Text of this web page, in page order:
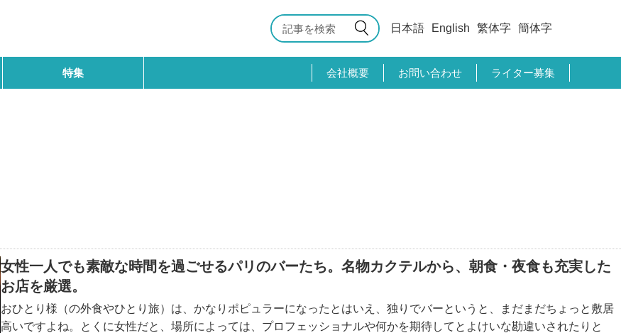
日本語 English 繁体字 簡体字
特集 会社概要 お問い合わせ ライター募集
女性一人でも素敵な時間を過ごせるパリのバーたち。名物カクテルから、朝食・夜食も充実した
お店を厳選。
おひとり様（の外食やひとり旅）は、かなりポピュラーになったとはいえ、独りでバーというと、まだまだちょっと敷居
高いですよね。とくに女性だと、場所によっては、プロフェッショナルや何かを期待してとよけいな勘違いされたりと